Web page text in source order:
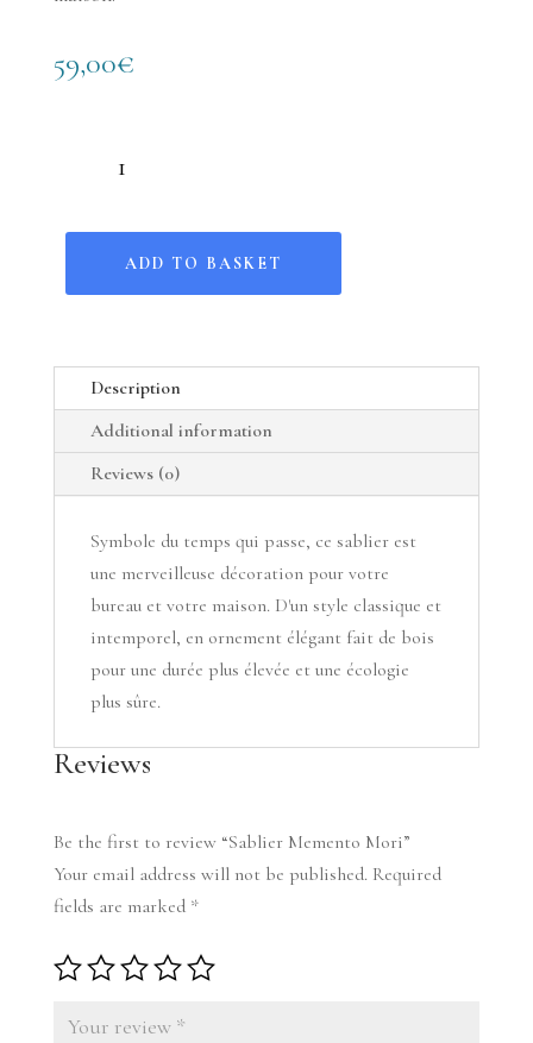
59,00€
ADD TO BASKET
Description
Additional information
Reviews (0)
Symbole du temps qui passe, ce sablier est
une merveilleuse décoration pour votre
bureau et votre maison. D'un style classique et
intemporel, en ornement élégant fait de bois
pour une durée plus élevée et une écologie
plus sûre.
Reviews
Be the first to review “Sablier Memento Mori”
Your email address will not be published. Required
fields are marked *